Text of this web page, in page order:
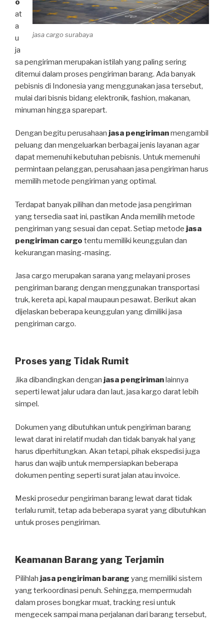
jasa cargo surabaya
o
at
a
u
ja
sa pengiriman merupakan istilah yang paling sering
ditemui dalam proses pengiriman barang. Ada banyak
pebisnis di Indonesia yang menggunakan jasa tersebut,
mulai dari bisnis bidang elektronik, fashion, makanan,
minuman hingga sparepart.
Dengan begitu perusahaan jasa pengirimanmengambil
peluang dan mengeluarkan berbagai jenis layanan agar
dapat memenuhi kebutuhan pebisnis. Untuk memenuhi
permintaan pelanggan, perusahaan jasa pengiriman harus
memilih metode pengiriman yang optimal.
Terdapat banyak pilihan dan metode jasa pengiriman
yang tersedia saat ini, pastikan Anda memilih metode
pengiriman yang sesuai dan cepat. Setiap metode jasa
pengiriman cargo tentu memiliki keunggulan dan
kekurangan masing-masing.
Jasa cargo merupakan sarana yang melayani proses
pengiriman barang dengan menggunakan transportasi
truk, kereta api, kapal maupaun pesawat. Berikut akan
dijelaskan beberapa keunggulan yang dimiliki jasa
pengiriman cargo.
Proses yang Tidak Rumit
Jika dibandingkan dengan jasa pengiriman lainnya
seperti lewat jalur udara dan laut, jasa kargo darat lebih
simpel.
Dokumen yang dibutuhkan untuk pengiriman barang
lewat darat ini relatif mudah dan tidak banyak hal yang
harus diperhitungkan. Akan tetapi, pihak ekspedisi juga
harus dan wajib untuk mempersiapkan beberapa
dokumen penting seperti surat jalan atau invoice.
Meski prosedur pengiriman barang lewat darat tidak
terlalu rumit, tetap ada beberapa syarat yang dibutuhkan
untuk proses pengiriman.
Keamanan Barang yang Terjamin
Pilihlah jasa pengiriman barang yang memiliki sistem
yang terkoordinasi penuh. Sehingga, mempermudah
dalam proses bongkar muat, tracking resi untuk
mengecek sampai mana perjalanan dari barang tersebut,